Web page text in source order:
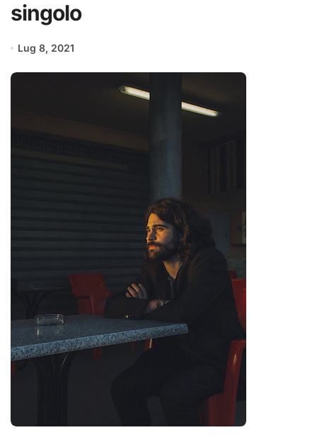
singolo
Lug 8, 2021